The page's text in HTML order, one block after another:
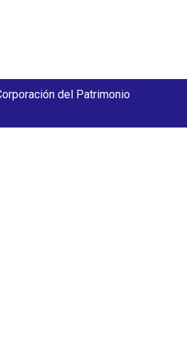
del Patrimonio